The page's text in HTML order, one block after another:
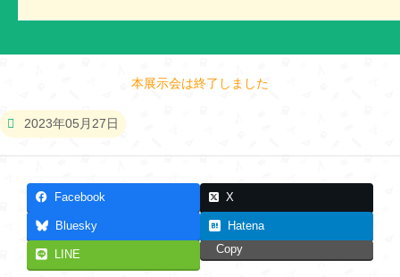
本展示会は終了しました
2023年05月27日
Facebook X
Bluesky Hatena
LINE Copy